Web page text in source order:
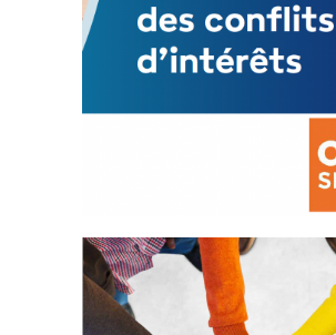
La prévention des conflits
d’intérêts
18 septembre 2023
FEUILLETER